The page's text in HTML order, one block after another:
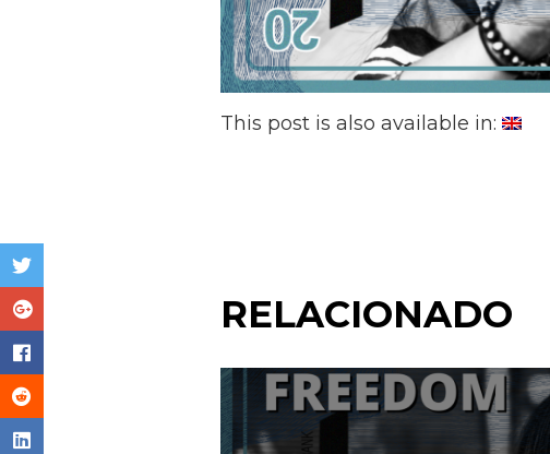
This post is also available in:
RELACIONADO